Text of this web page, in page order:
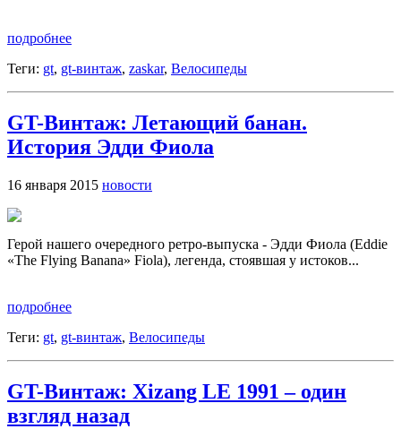
подробнее
Теги: gt, gt-винтаж, zaskar, Велосипеды
GT-Винтаж: Летающий банан.
История Эдди Фиола
16 января 2015 новости
Герой нашего очередного ретро-выпуска - Эдди Фиола (Eddie
«The Flying Banana» Fiola), легенда, стоявшая у истоков...
подробнее
Теги: gt, gt-винтаж, Велосипеды
GT-Винтаж: Xizang LE 1991 – один
взгляд назад